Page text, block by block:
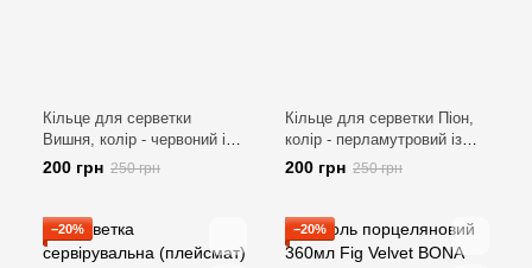
Кільце для серветки
Вишня, колір - червоний із
золотом BONA 448-094
200 грн 250 грн
Кільце для серветки Піон,
колір - перламутровий із
сріблом BONA 448-087
200 грн 250 грн
−20% −20%